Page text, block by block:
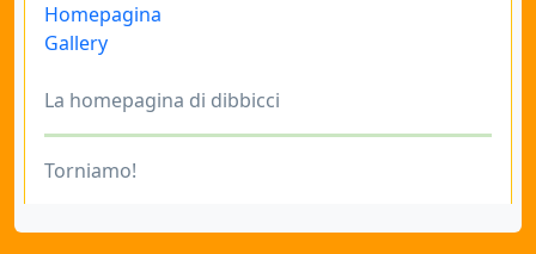
Homepagina
Gallery
La homepagina di dibbicci
Torniamo!